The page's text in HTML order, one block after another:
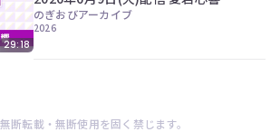
29:18
のぎおびアーカイブ
2026
断転載・無断使用を固く禁じます。